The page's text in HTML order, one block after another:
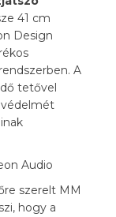
41 cm
Design
A
tetővel
védelmét
szerelt MM
hogy a